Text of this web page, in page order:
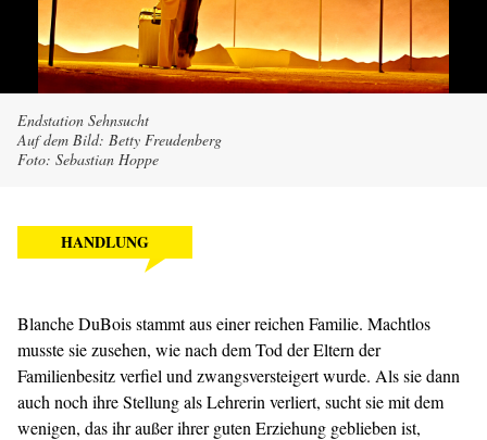
Endstation Sehnsucht
Auf dem Bild: Betty Freudenberg
Foto: Sebastian Hoppe
HANDLUNG
Blanche DuBois stammt aus einer reichen Familie. Machtlos
musste sie zusehen, wie nach dem Tod der Eltern der
Familienbesitz verfiel und zwangsversteigert wurde. Als sie dann
auch noch ihre Stellung als Lehrerin verliert, sucht sie mit dem
wenigen, das ihr außer ihrer guten Erziehung geblieben ist,